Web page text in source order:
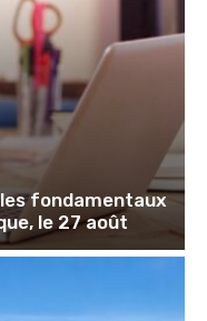
fondamentaux
le 27 août